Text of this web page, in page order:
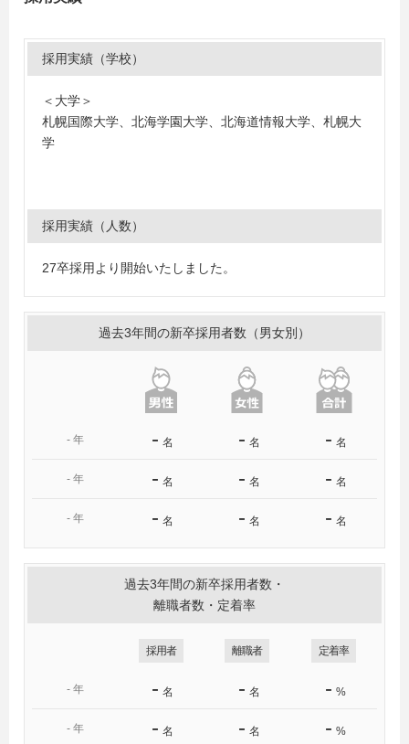
採用実績（学校）
＜大学＞
札幌国際大学、北海学園大学、北海道情報大学、札幌大
学
採用実績（人数）
27卒採用より開始いたしました。
過去3年間の新卒採用者数（男女別）
- 年 - 名 - 名 - 名
- 年 - 名 - 名 - 名
- 年 - 名 - 名 - 名
過去3年間の新卒採用者数・
離職者数・定着率
採用者 離職者 定着率
- 年 - 名 - 名 - %
- 年 - 名 - 名 - %